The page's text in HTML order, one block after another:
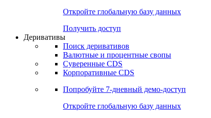
Откройте глобальную базу данных
Получить доступ
Деривативы
Поиск деривативов
Валютные и процентные свопы
Суверенные CDS
Корпоративные CDS
Попробуйте 7-дневный демо-доступ
Откройте глобальную базу данных